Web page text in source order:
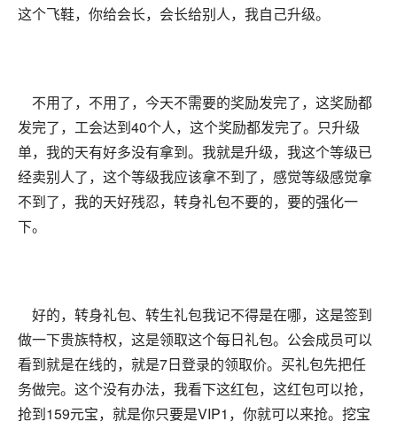
这个飞鞋，你给会长，会长给别人，我自己升级。
不用了，不用了，今天不需要的奖励发完了，这奖励都
发完了，工会达到40个人，这个奖励都发完了。只升级
单，我的天有好多没有拿到。我就是升级，我这个等级已
经卖别人了，这个等级我应该拿不到了，感觉等级感觉拿
不到了，我的天好残忍，转身礼包不要的，要的强化一
下。
好的，转身礼包、转生礼包我记不得是在哪，这是签到
做一下贵族特权，这是领取这个每日礼包。公会成员可以
看到就是在线的，就是7日登录的领取价。买礼包先把任
务做完。这个没有办法，我看下这红包，这红包可以抢，
抢到159元宝，就是你只要是VIP1，你就可以来抢。挖宝